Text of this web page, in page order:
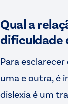
Qual a
dificuldade
Para
uma e outra, é
dislexia é um